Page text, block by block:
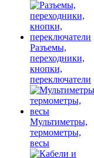
Разъемы,
переходники,
кнопки,
переключатели
Мультиметры,
термометры,
весы